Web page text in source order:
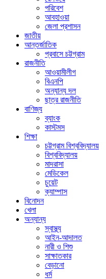
পরিবেশ
আবহাওয়া
জেলা প্রশাসন
জাতীয়
আন্তর্জাতিক
প্রবাসে চট্টগ্রাম
রাজনীতি
আওয়ামীলীগ
বিএনপি
অন্যান্য দল
ছাত্র রাজনীতি
বাণিজ্য
ব্যাংক
কাস্টমস
শিক্ষা
চট্টগ্রাম বিশ্ববিদ্যালয়
বিশ্ববিদ্যালয়
মাদরাসা
মেডিকেল
চুয়েট
ক্যাম্পাস
বিনোদন
খেলা
অন্যান্য
স্বাস্থ্য
আইন-আদালত
নারী ও শিশু
সাক্ষাতকার
বেড়ানো
ধর্ম